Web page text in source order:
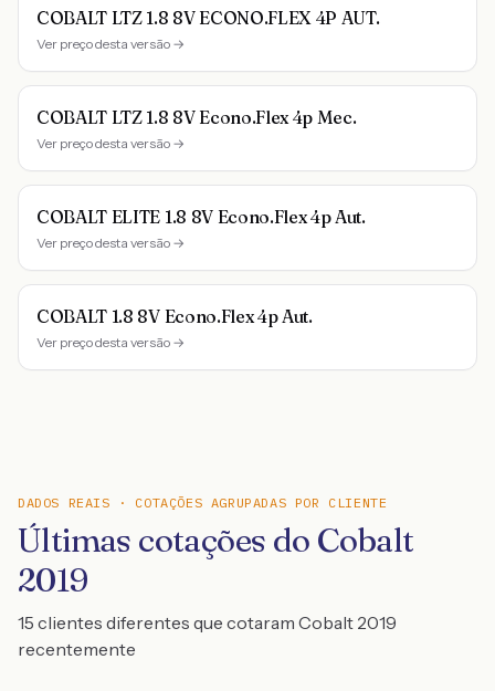
COBALT LTZ 1.8 8V ECONO.FLEX 4P AUT.
Ver preço desta versão →
COBALT LTZ 1.8 8V Econo.Flex 4p Mec.
Ver preço desta versão →
COBALT ELITE 1.8 8V Econo.Flex 4p Aut.
Ver preço desta versão →
COBALT 1.8 8V Econo.Flex 4p Aut.
Ver preço desta versão →
DADOS REAIS · COTAÇÕES AGRUPADAS POR CLIENTE
Últimas cotações do Cobalt
2019
15 clientes diferentes que cotaram Cobalt 2019
recentemente